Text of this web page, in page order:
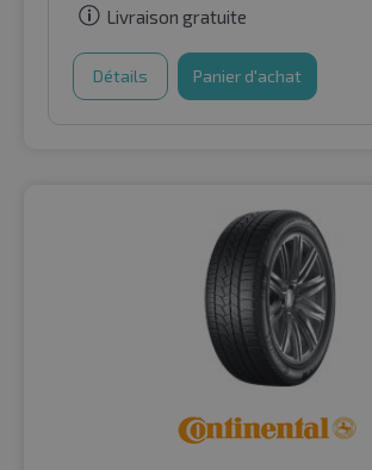
Livraison gratuite
Détails Panier d'achat